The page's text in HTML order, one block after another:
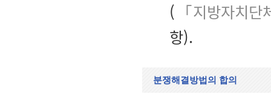
( 「지방자치
항).
분쟁해결방법의 합의